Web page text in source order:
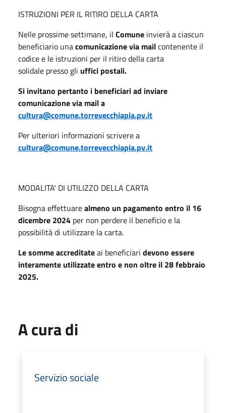
ISTRUZIONI PER IL RITIRO DELLA CARTA
Nelle prossime settimane, il Comune invierà a ciascun
beneficiario unacomunicazione via mailcontenente il
codice e le istruzioni per il ritiro della carta
solidale presso gli uffici postali.
Si invitano pertanto i beneficiari ad inviare
comunicazione via mail a
cultura@comune.torrevecchiapia.pv.it
Per ulteriori informazioni scrivere a
cultura@comune.torrevecchiapia.pv.it
MODALITA' DI UTILIZZO DELLA CARTA
Bisogna effettuarealmeno un pagamento entro il 16
dicembre 2024 per non perdere il beneficio e la
possibilità di utilizzare la carta.
Le somme accreditateai beneficiari devono essere
interamente utilizzate entro e non oltre il 28 febbraio
2025.
A cura di
Servizio sociale